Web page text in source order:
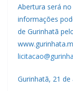
Abertura será
informações
de Gurinhatã
Gurinhatã, 21